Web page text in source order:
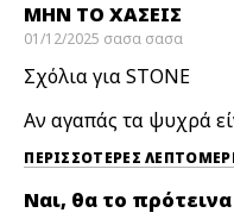
ΜΗΝ ΤΟ ΧΆΣΕΙΣ
01/12/2025 σασα σασα
Σχόλια για STONE
Αν αγαπάς τα ψυχρά
ΠΕΡΙΣΣΌΤΕΡΕΣ
Ναι, θα το